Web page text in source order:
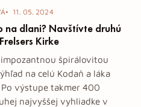
11. 05. 2024
na dlani? Navštívte druhú
Kirke
impozantnou špirálovitou
na celú Kodaň a láka
výstupe takmer 400
najvyššej vyhliadke v